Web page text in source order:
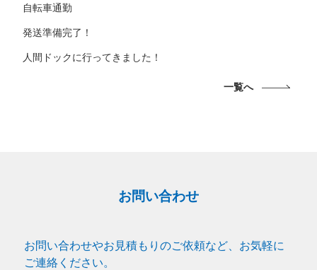
自転車通勤
発送準備完了！
人間ドックに行ってきました！
一覧へ
お問い合わせ
お問い合わせやお見積もりのご依頼など、お気軽に
ご連絡ください。